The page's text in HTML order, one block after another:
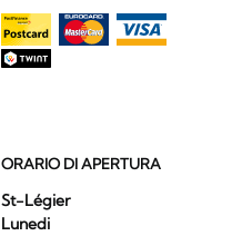
ORARIO DI APERTURA
St-Légier
Lunedi